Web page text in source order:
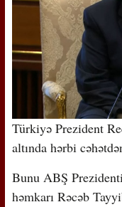
Türkiyə Prezident
altında hərbi
Bunu ABŞ
həmkarı Rəcəb